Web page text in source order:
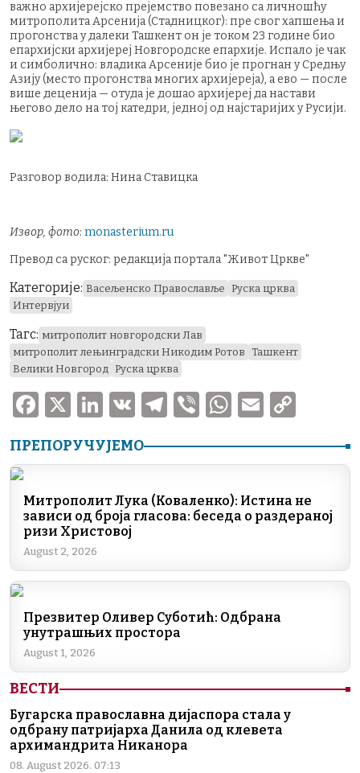
важно архијерејско прејемство повезано са личношћу
митрополита Арсенија (Стадницког): пре свог хапшења и
прогонства у далеки Ташкент он је током 23 године био
епархијски архијереј Новгородске епархије. Испало је чак
и симболично: владика Арсеније био је прогнан у Средњу
Азију (место прогонства многих архијереја), а ево — после
више деценија — отуда је дошао архијереј да настави
његово дело на тој катедри, једној од најстаријих у Русији.
Разговор водила: Нина Ставицка
Извор, фото: monasterium.ru
Превод са руског: редакција портала "Живот Цркве"
Категорије: Васељенско Православље Руска црква
Интервјуи
Тагс: митрополит новгородски Лав
митрополит лењинградски Никодим Ротов
Ташкент
Велики Новгород Руска црква
F
c
b
o
o
k
X
Li
k
dI
n
V
T
e
a
V
er
W
at
A
p
E
ai p
Li
n
ПРЕПОРУЧУЈЕМО
Митрополит Лука (Коваленко): Истина не
зависи од броја гласова: беседа о раздераној
ризи Христовој
August 2, 2026
Презвитер Оливер Суботић: Одбрана
унутрашњих простора
August 1, 2026
ВЕСТИ
Бугарска православна дијаспора стала у
одбрану патријарха Данила од клевета
архимандрита Никанора
08. August 2026. 07:13